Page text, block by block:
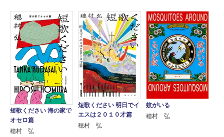
短歌ください 海の家で
オセロ篇
穂村 弘
短歌ください 明日でイ
エスは２０１０才篇
穂村 弘
蚊がいる
穂村 弘